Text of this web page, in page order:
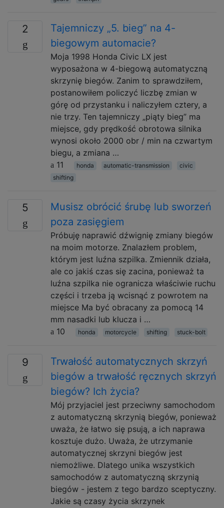
2
Tajemniczy „5. bieg” na 4-
biegowym automacie?
Moja 1998 Honda Civic LX jest
wyposażona w 4-biegową automatyczną
skrzynię biegów. Zanim to sprawdziłem,
postanowiłem policzyć liczbę zmian w
górę od przystanku i naliczyłem cztery, a
nie trzy. Ten tajemniczy „piąty bieg” ma
miejsce, gdy prędkość obrotowa silnika
wynosi około 2000 obr / min na czwartym
biegu, a zmiana …
11
honda automatic-transmission
civic
shifting
5
Musisz obrócić śrubę lub sworzeń
poza zasięgiem
Próbuję naprawić dźwignię zmiany biegów
na moim motorze. Znalazłem problem,
którym jest luźna szpilka. Zmiennik działa,
ale co jakiś czas się zacina, ponieważ ta
luźna szpilka nie ogranicza właściwie ruchu
części i trzeba ją wcisnąć z powrotem na
miejsce Ma być obracany za pomocą 14
mm nasadki lub klucza i …
10
honda motorcycle shifting stuck-bolt
9
Trwałość automatycznych skrzyń
biegów a trwałość ręcznych skrzyń
biegów? Ich życia?
Mój przyjaciel jest przeciwny samochodom
z automatyczną skrzynią biegów, ponieważ
uważa, że ​​łatwo się psują, a ich naprawa
kosztuje dużo. Uważa, że ​​utrzymanie
automatycznej skrzyni biegów jest
niemożliwe. Dlatego unika wszystkich
samochodów z automatyczną skrzynią
biegów - jestem z tego bardzo sceptyczny.
Jakie są czasy życia skrzynek